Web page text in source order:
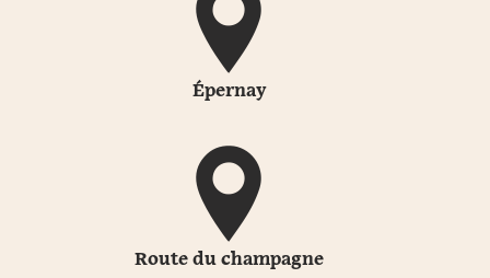
Épernay
Route du champagne